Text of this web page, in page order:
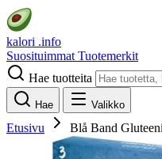
kalori .info
Suosituimmat Tuotemerkit
Hae tuotteita
Hae Valikko
Etusivu Blå Band